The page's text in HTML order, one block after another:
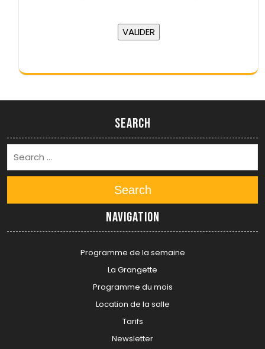
Search
Search
Navigation
Programme de la semaine
La Grangette
Programme du mois
Location de la salle
Tarifs
Newsletter